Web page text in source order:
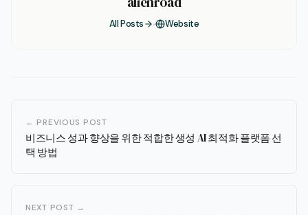
All Posts Website
← PREVIOUS POST
비즈니스 성과 향상을 위한 적합한 생성 AI 최적화 플랫폼 선
택 방법
NEXT POST →